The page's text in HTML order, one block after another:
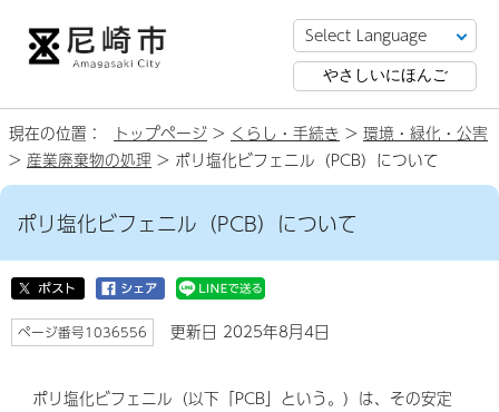
やさしいにほんご
現在の位置： トップページ > くらし・手続き > 環境・緑化・公害
> 産業廃棄物の処理 > ポリ塩化ビフェニル（PCB）について
ポリ塩化ビフェニル（PCB）について
ページ番号1036556 更新日 2025年8月4日
ポリ塩化ビフェニル（以下「PCB」という。）は、その安定